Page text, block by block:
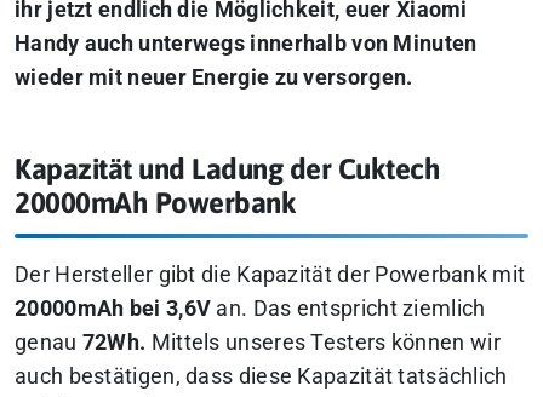
ihr jetzt endlich die Möglichkeit, euer Xiaomi
Handy auch unterwegs innerhalb von Minuten
wieder mit neuer Energie zu versorgen.
Kapazität und Ladung der Cuktech
20000mAh Powerbank
Der Hersteller gibt die Kapazität der Powerbank mit
20000mAh bei 3,6V an. Das entspricht ziemlich
genau 72Wh. Mittels unseres Testers können wir
auch bestätigen, dass diese Kapazität tatsächlich